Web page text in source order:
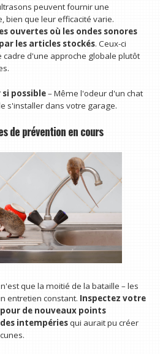
peuvent fournir une
bien que leur efficacité varie.
ouvertes où les ondes sonores
les articles stockés. Ceux-ci
d'une approche globale plutôt
possible– Même l'odeur d'un chat
s'installer dans votre garage.
de prévention en cours
que la moitié de la bataille – les
entretien constant. Inspectez votre
de nouveaux points
intempériesqui aurait pu créer